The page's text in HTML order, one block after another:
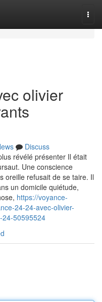
olivier
Discuss
révélé présenter Il était
Une conscience
oreille refusait de se taire. Il
un domicile quiétude,
https://voyance-
24-24-avec-olivier-
24-50595524